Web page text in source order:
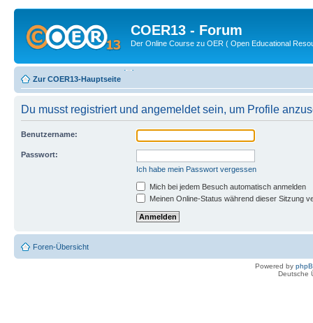
COER13 - Forum
Der Online Course zu OER ( Open Educational
Zur COER13-Hauptseite
Du musst registriert und angemeldet sein, um Profile
Benutzername:
Passwort:
Ich habe mein Passwort vergessen
Mich bei jedem Besuch automatisch anmelden
Meinen Online-Status während dieser Sitzung
Foren-Übersicht
Powered by
Deutsche